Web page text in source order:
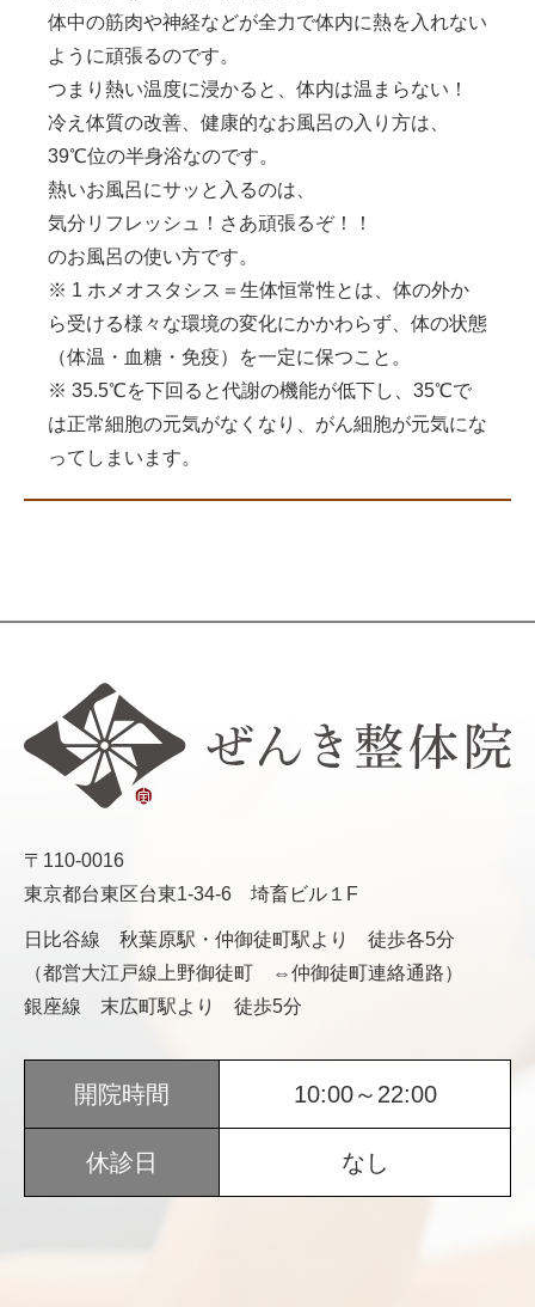
体中の筋肉や神経などが全力で体内に熱を入れない
ように頑張るのです。
つまり熱い温度に浸かると、体内は温まらない！
冷え体質の改善、健康的なお風呂の入り方は、
39℃位の半身浴なのです。
熱いお風呂にサッと入るのは、
気分リフレッシュ！さあ頑張るぞ！！
のお風呂の使い方です。
※ 1 ホメオスタシス＝生体恒常性とは、体の外か
ら受ける様々な環境の変化にかかわらず、体の状態
（体温・血糖・免疫）を一定に保つこと。
※ 35.5℃を下回ると代謝の機能が低下し、 35℃で
は正常細胞の元気がなくなり、がん細胞が元気にな
ってしまいます。
〒110-0016
東京都台東区台東1-34-6 埼畜ビル１F
日比谷線 秋葉原駅・仲御徒町駅より 徒歩各5分
（都営大江戸線上野御徒町 ⇔仲御徒町連絡通路）
銀座線 末広町駅より 徒歩5分
開院時間 10:00～22:00
休診日 なし